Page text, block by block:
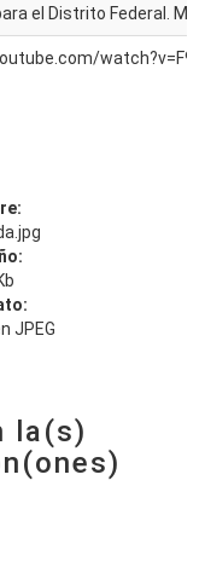
el Distrito Federal.
JPEG
la(s)